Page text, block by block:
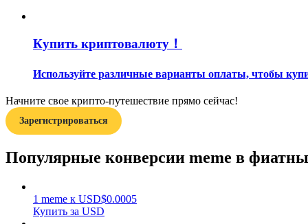
Руководство для начинающих по фьючерсам
Торговые стратегии
Узнайте, как оставаться прибыльным
Купить криптовалюту！
Используйте различные варианты оплаты, чтобы
Начните свое крипто-путешествие прямо сейчас!
Зарегистрироваться
Популярные конверсии meme в
1 meme к USD$0.0005
Купить за USD